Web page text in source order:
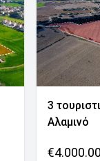
3
Αλαμινό